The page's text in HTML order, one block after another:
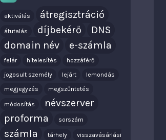
aktiválás átregisztráció
átutalás díjbekérő
DNS
domain név
e-számla
felár hitelesítés
hozzáférő
jogosult személy
lejárt
lemondás
megjegyzés
megszűntetés
módosítás
névszerver
proforma
sorszám
számla tárhely
visszavásárlási